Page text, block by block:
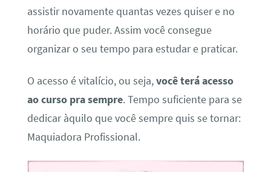
assistir novamente quantas vezes quiser e no
horário que puder. Assim você consegue
organizar o seu tempo para estudar e praticar.
O acesso é vitalício, ou seja,você terá acesso
ao curso pra sempre. Tempo suficiente para se
dedicar àquilo que você sempre quis se tornar:
Maquiadora Profissional.